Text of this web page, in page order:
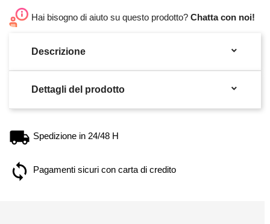
Hai bisogno di aiuto su questo prodotto? Chatta con noi!
Descrizione 
Dettagli del prodotto 
Spedizione in 24/48 H
Pagamenti sicuri con carta di credito